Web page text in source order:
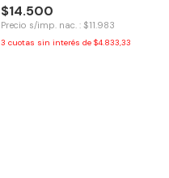
$14.500
Precio s/imp. nac. : $11.983
3 cuotas sin interés de $4.833,33